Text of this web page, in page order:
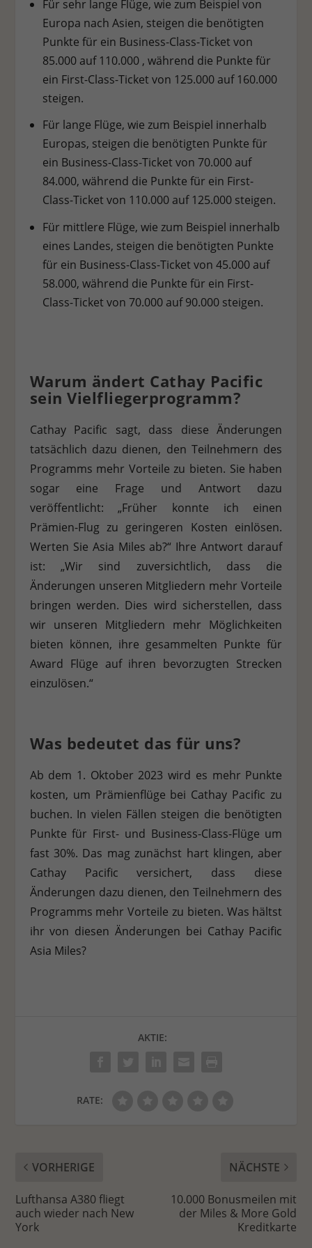
Für sehr lange Flüge, wie zum Beispiel von
Europa nach Asien, steigen die benötigten
Punkte für ein Business-Class-Ticket von
85.000 auf 110.000 , während die Punkte für
ein First-Class-Ticket von 125.000 auf 160.000
steigen.
Für lange Flüge, wie zum Beispiel innerhalb
Europas, steigen die benötigten Punkte für
ein Business-Class-Ticket von 70.000 auf
84.000, während die Punkte für ein First-
Class-Ticket von 110.000 auf 125.000 steigen.
Für mittlere Flüge, wie zum Beispiel innerhalb
eines Landes, steigen die benötigten Punkte
für ein Business-Class-Ticket von 45.000 auf
58.000, während die Punkte für ein First-
Class-Ticket von 70.000 auf 90.000 steigen.
Warum ändert Cathay Pacific
sein Vielfliegerprogramm?
Cathay Pacific sagt, dass diese Änderungen
tatsächlich dazu dienen, den Teilnehmern des
Programms mehr Vorteile zu bieten. Sie haben
sogar eine Frage und Antwort dazu
veröffentlicht: „Früher konnte ich einen
Prämien-Flug zu geringeren Kosten einlösen.
Werten Sie Asia Miles ab?“ Ihre Antwort darauf
ist: „Wir sind zuversichtlich, dass die
Änderungen unseren Mitgliedern mehr Vorteile
bringen werden. Dies wird sicherstellen, dass
wir unseren Mitgliedern mehr Möglichkeiten
bieten können, ihre gesammelten Punkte für
Award Flüge auf ihren bevorzugten Strecken
einzulösen.“
Was bedeutet das für uns?
Ab dem 1. Oktober 2023 wird es mehr Punkte
kosten, um Prämienflüge bei Cathay Pacific zu
buchen. In vielen Fällen steigen die benötigten
Punkte für First- und Business-Class-Flüge um
fast 30%. Das mag zunächst hart klingen, aber
Cathay Pacific versichert, dass diese
Änderungen dazu dienen, den Teilnehmern des
Programms mehr Vorteile zu bieten. Was hältst
ihr von diesen Änderungen bei Cathay Pacific
Asia Miles?
AKTIE:
RATE:
VORHERIGE
Lufthansa A380 fliegt
auch wieder nach New
York
NÄCHSTE
10.000 Bonusmeilen mit
der Miles & More Gold
Kreditkarte
Personenbezogene Daten können verarbeitet werden (z. B. IP-
Adressen), z. B. für personalisierte Anzeigen und Inhalte oder
Anzeigen- und Inhaltsmessung.
Weitere Informationen über
die Verwendung Ihrer Daten finden Sie in unserer
Datenschutzerklärung. Es besteht keine Verpflichtung, der
Verarbeitung Ihrer Daten zuzustimmen, um dieses Angebot
individueller Einstellungen möglicherweise nicht alle
Hier finden Sie eine Übersicht über alle verwendeten Cookies.
Sie können Ihre Einwilligung zu ganzen Kategorien geben
oder sich weitere Informationen anzeigen lassen und so nur
bestimmte Cookies auswählen.
Alle akzeptieren Speichern Ablehnen
Zurück
Datenschutzeinstellungen
Essenziell (1)
Essenzielle Cookies ermöglichen grundlegende Funktionen und sind für
die einwandfreie Funktion der Website erforderlich.
Cookie-Informationen anzeigen
helfen uns zu verstehen, wie unsere Besucher unsere Website nutzen.
Cookie-Informationen anzeigen
Externe Medien (7)
Inhalte von Videoplattformen und Social-Media-Plattformen werden
standardmäßig blockiert. Wenn Cookies von externen Medien akzeptiert
werden, bedarf der Zugriff auf diese Inhalte keiner manuellen
Einwilligung mehr.
Cookie-Informationen anzeigen
Datenschutzerklärung